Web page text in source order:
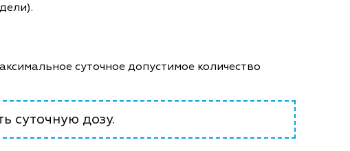
суточное допустимое количество
суточную дозу.